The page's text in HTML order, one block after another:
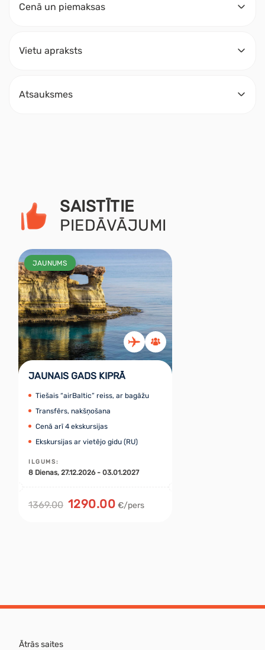
Cenā un piemaksas
Vietu apraksts
Atsauksmes
SAISTĪTIE
PIEDĀVĀJUMI
JAUNUMS
JAUNAIS GADS KIPRĀ
Tiešais “airBaltic” reiss, ar bagāžu
Transfērs, nakšņošana
Cenā arī 4 ekskursijas
Ekskursijas ar vietējo gidu (RU)
ILGUMS:
8 Dienas, 27.12.2026 - 03.01.2027
1369.00 1290.00 €/pers
Ātrās saites